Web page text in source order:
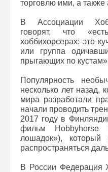
торговлю ими, а
В Ассоциации
говорят, что
хоббихорсерах: это
или группа
прыгающих по
Популярность
несколько лет назад,
мира разработали
начали проводить
2017 году в
фильм Hobbyhorse
лошадок»), который
распространяться
В России Федерация